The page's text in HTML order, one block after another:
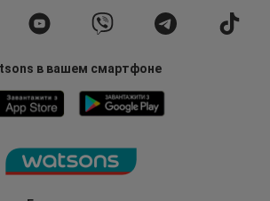
в вашем смартфоне